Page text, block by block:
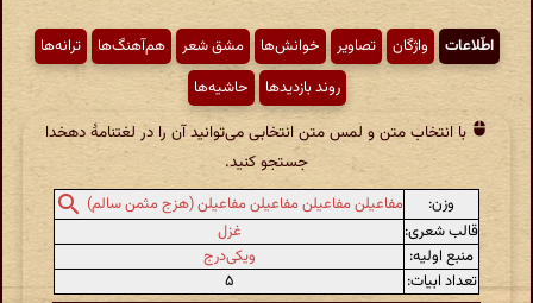
اطّلاعات واژگان تصاویر خوانش‌ها مشق شعر هم‌آهنگ‌ها
ترانه‌ها
روند بازدیدها
حاشیه‌ها
با انتخاب متن و لمس متن انتخابی می‌توانید آن را در لغتنامهٔ دهخدا
جستجو کنید.
وزن:
مفاعیلن مفاعیلن مفاعیلن مفاعیلن (هزج مثمن سالم)
قالب شعری:
غزل
منبع اولیه:
ویکی‌درج
تعداد ابیات:
۵